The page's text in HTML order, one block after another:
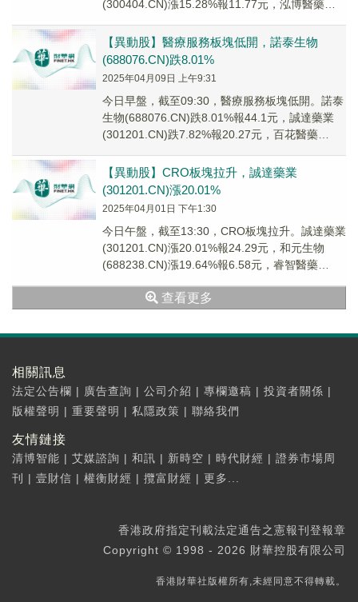
(300404.CN)漲15.28%報11.77元，泓博醫藥
【異動股】醫療服務板塊低開，諾泰生物
(688076.CN)跌8.01%
2025年04月09日 上午9:31
今日早盤，截至09:30，醫療服務板塊低開。諾泰
生物(688076.CN)跌8.01%報44.1元，誠達藥業
(301201.CN)跌7.82%報20.27元，百花醫藥
【異動股】CRO板塊拉升，誠達藥業
(301201.CN)漲20.01%
2025年04月01日 下午1:30
今日午盤，截至13:30，CRO板塊拉升。誠達藥業
(301201.CN)漲20.01%報24.29元，和元生物
(688238.CN)漲19.64%報6.58元，睿智醫藥
查看更多
相關訊息
法定公告欄 | 廣告查詢 | 公司介紹 | 專欄邀稿 | 投資者關係 |
版權聲明 | 重要聲明 | 私隱政策 | 聯絡我們
友情鏈接
清博智能 | 艾媒諮詢 | 和訊 | 新時空 | 時代財經 | 證券市場周
刊
| 壹財信 | 權衡財經 | 攬富財經 | 更多...
香港政府指定刊載法定通告之憲報刊登報章
Copyright © 1998 - 2026 財華控股有限公司
香港財華社版權所有,未經同意不得轉載。